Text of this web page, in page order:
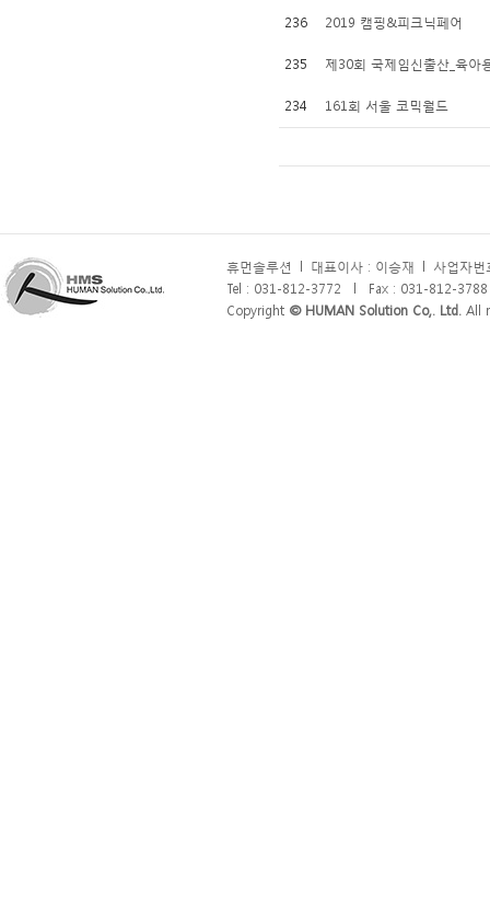
236 2019 캠핑&피크닉페어
235 제30회 국제임신출산_육아
234 161회 서울 코믹월드
휴먼솔루션 대표이사 : 이승재
사업자
Tel : 031-812-3772
Fax : 031-812-3788
Copyright © HUMAN Solution Co,. Ltd. All